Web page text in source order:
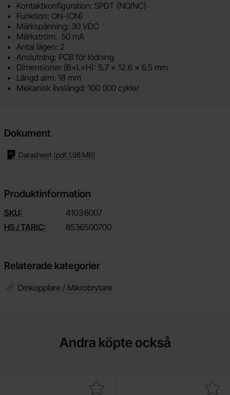
Kontaktkonfiguration: SPDT (NO/NC)
Funktion: ON-(ON)
Märkspänning: 30 VDC
Märkström: 50 mA
Antal lägen: 2
Anslutning: PCB för lödning
Dimensioner (B×L×H): 5.7 x 12.6 x 6.5 mm
Längd arm: 18 mm
Mekanisk livslängd: 100 000 cykler
Dokument
Datasheet (pdf,1.98 MB)
Produktinformation
SKU: 41036007
HS / TARIC:
8536500700
Relaterade kategorier
Omkopplare / Mikrobrytare
Andra köpte också
motstånd metallfilm 0.6W 1% 330ohm (330R) som favorit
Makera motstånd metallfilm 0.6W